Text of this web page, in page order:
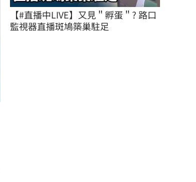
【#直播中LIVE】又見＂孵蛋＂? 路口
監視器直播斑鳩築巢駐足